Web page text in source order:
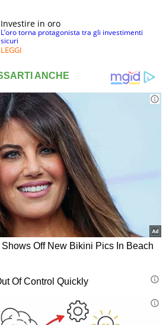
Investire in oro
L’oro torna protagonista tra gli investimenti
sicuri
LEGGI